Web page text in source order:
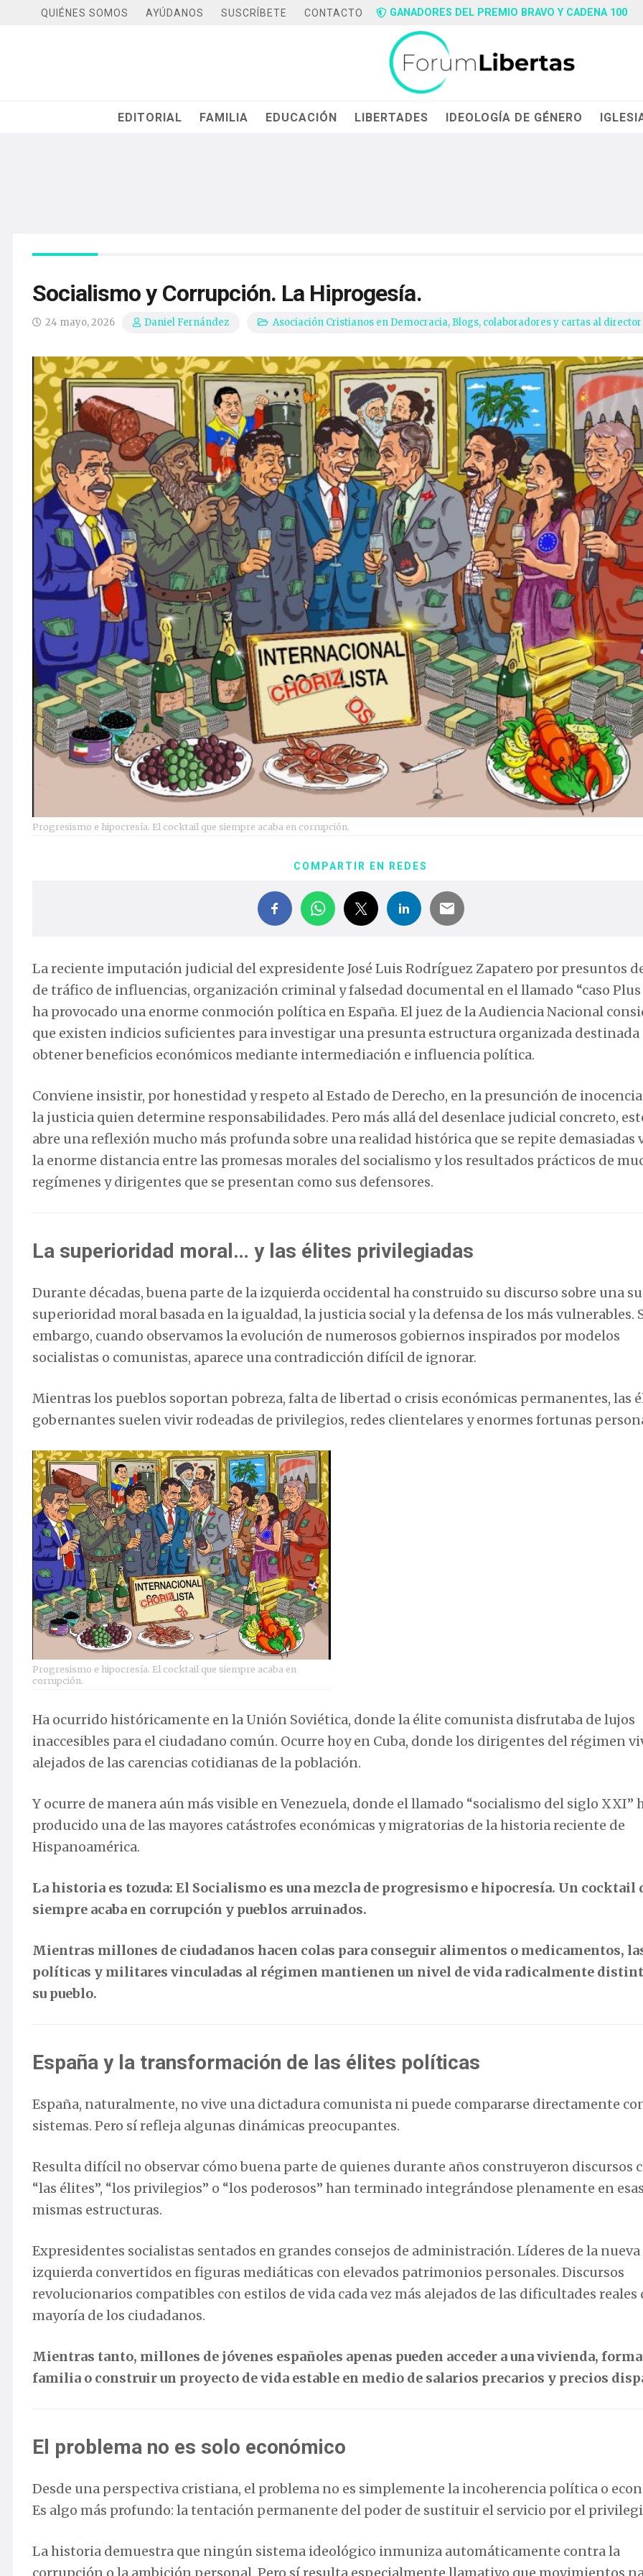
QUIÉNES SOMOS AYÚDANOS SUSCRÍBETE CONTACTO GANADORES DEL PREMIO BRAVO Y CADENA 100
EDITORIAL FAMILIA EDUCACIÓN LIBERTADES IDEOLOGÍA DE GÉNERO
Socialismo y Corrupción. La Hiprogesía.
24 mayo, 2026 Daniel Fernández Asociación Cristianos en Democracia, Blogs, colaboradores y cartas al director
Progresismo e hipocresía. El cocktail que siempre acaba en corrupción.
COMPARTIR EN REDES
La reciente imputación judicial del expresidente José Luis Rodríguez Zapatero por presuntos
de tráfico de influencias, organización criminal y falsedad documental en el llamado “caso
ha provocado una enorme conmoción política en España. El juez de la Audiencia Nacional
que existen indicios suficientes para investigar una presunta estructura organizada destinada
obtener beneficios económicos mediante intermediación e influencia política.
Conviene insistir, por honestidad y respeto al Estado de Derecho, en la presunción de
la justicia quien determine responsabilidades. Pero más allá del desenlace judicial concreto,
abre una reflexión mucho más profunda sobre una realidad histórica que se repite demasiadas
la enorme distancia entre las promesas morales del socialismo y los resultados prácticos de
regímenes y dirigentes que se presentan como sus defensores.
La superioridad moral… y las élites privilegiadas
Durante décadas, buena parte de la izquierda occidental ha construido su discurso sobre una
superioridad moral basada en la igualdad, la justicia social y la defensa de los más vulnerables.
embargo, cuando observamos la evolución de numerosos gobiernos inspirados por modelos
socialistas o comunistas, aparece una contradicción difícil de ignorar.
Mientras los pueblos soportan pobreza, falta de libertad o crisis económicas permanentes, las
gobernantes suelen vivir rodeadas de privilegios, redes clientelares y enormes fortunas
Progresismo e hipocresía. El cocktail que siempre acaba en
corrupción.
Ha ocurrido históricamente en laUnión Soviética, donde la élite comunista disfrutaba de lujos
inaccesibles para el ciudadano común. Ocurre hoy en Cuba, donde los dirigentes del régimen
alejados de las carencias cotidianas de la población.
Y ocurre de manera aún más visible enVenezuela, donde el llamado “socialismo del siglo XXI”
producido una de las mayores catástrofes económicas y migratorias de la historia reciente de
Hispanoamérica.
La historia es tozuda: El Socialismo es una mezcla de progresismo e hipocresía. Un cocktail
siempre acaba en corrupción y pueblos arruinados.
Mientras millones de ciudadanos hacen colas para conseguir alimentos o medicamentos,
políticas y militares vinculadas al régimen mantienen un nivel de vida radicalmente
su pueblo.
España y la transformación de las élites políticas
España, naturalmente, no vive una dictadura comunista ni puede compararse directamente
sistemas. Pero sí refleja algunas dinámicas preocupantes.
Resulta difícil no observar cómo buena parte de quienes durante años construyeron discursos
“las élites”, “los privilegios” o “los poderosos” han terminado integrándose plenamente en esas
mismas estructuras.
Expresidentes socialistas sentados en grandes consejos de administración. Líderes de la nueva
izquierda convertidos en figuras mediáticas con elevados patrimonios personales. Discursos
revolucionarios compatibles con estilos de vida cada vez más alejados de las dificultades reales
mayoría de los ciudadanos.
Mientras tanto, millones de jóvenes españoles apenas pueden acceder a una vivienda,
familia o construir un proyecto de vida estable en medio de salarios precarios y precios
El problema no es solo económico
Desde una perspectiva cristiana, el problema no es simplemente la incoherencia política o
Es algo más profundo: la tentación permanente del poder de sustituir el servicio por el
La historia demuestra que ningún sistema ideológico inmuniza automáticamente contra la